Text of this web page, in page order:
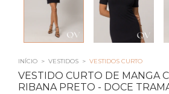
INÍCIO > VESTIDOS > VESTIDOS CURTO
VESTIDO CURTO DE MANGA
RIBANA PRETO - DOCE